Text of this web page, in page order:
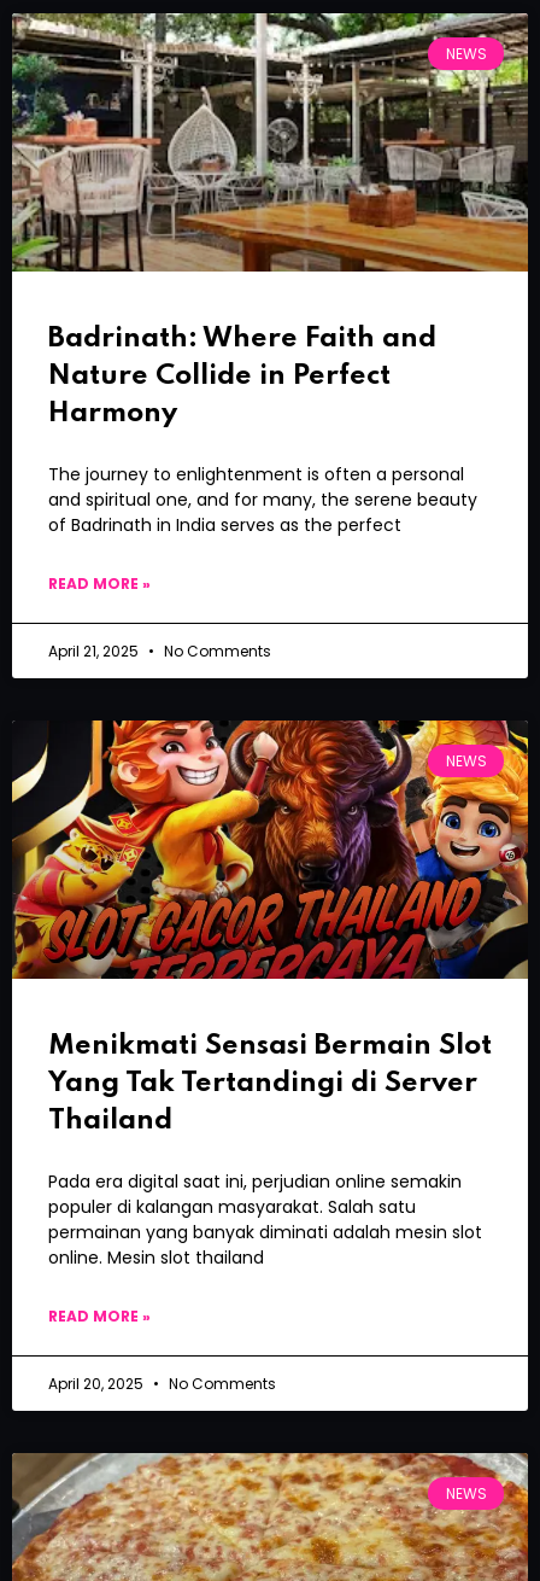
NEWS
Badrinath: Where Faith and
Nature Collide in Perfect
Harmony
The journey to enlightenment is often a personal
and spiritual one, and for many, the serene beauty
of Badrinath in India serves as the perfect
READ MORE »
April 21, 2025 No Comments
NEWS
Menikmati Sensasi Bermain Slot
Yang Tak Tertandingi di Server
Thailand
Pada era digital saat ini, perjudian online semakin
populer di kalangan masyarakat. Salah satu
permainan yang banyak diminati adalah mesin slot
online. Mesin slot thailand
READ MORE »
April 20, 2025 No Comments
NEWS